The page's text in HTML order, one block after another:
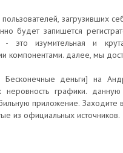
загрузивших
будет запишется
- это изумительная и
компонентами. далее, мы
деньги] на
неровность графики.
приложение.
из официальных источников.